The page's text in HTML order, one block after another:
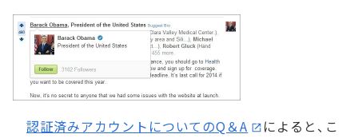
認証済みアカウントについてのQ＆A
によると、こ